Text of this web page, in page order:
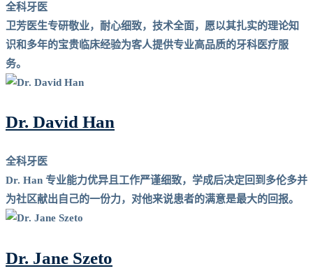
全科牙医
卫芳医生专研敬业，耐心细致，技术全面，愿以其扎实的理论知
识和多年的宝贵临床经验为客人提供专业高品质的牙科医疗服
务。
Dr. David Han
全科牙医
Dr. Han 专业能力优异且工作严谨细致，学成后决定回到多伦多并
为社区献出自己的一份力，对他来说患者的满意是最大的回报。
Dr. Jane Szeto